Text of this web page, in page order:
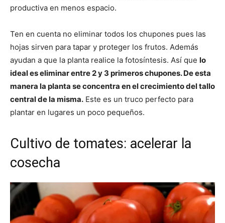
productiva en menos espacio.
Ten en cuenta no eliminar todos los chupones pues las
hojas sirven para tapar y proteger los frutos. Además
ayudan a que la planta realice la fotosíntesis. Así que lo
ideal es eliminar entre 2 y 3 primeros chupones. De esta
manera la planta se concentra en el crecimiento del tallo
central de la misma. Este es un truco perfecto para
plantar en lugares un poco pequeños.
Cultivo de tomates: acelerar la
cosecha